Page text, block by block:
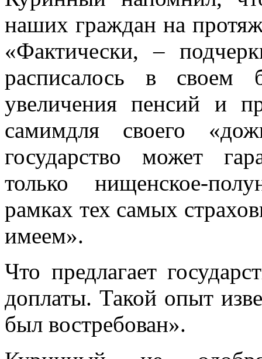
наших граждан на
«Фактически, –
расписалось в своем
увеличения пенсий и
самимдля своего
государство может
только нищенское-
рамках тех самых
имеем».
Что предлагает
доплаты. Такой опыт
был востребован».